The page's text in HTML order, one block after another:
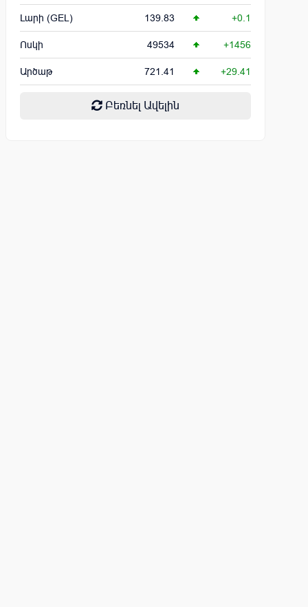
Լարի (GEL) 139.83 +0.1
Ոսկի 49534 +1456
Արծաթ 721.41 +29.41
Բեռնել Ավելին